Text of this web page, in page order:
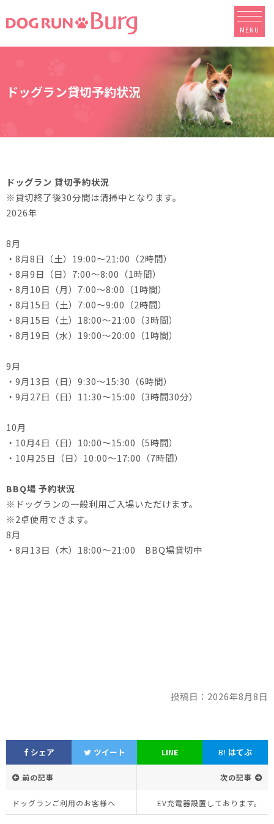
MENU
ドッグラン貸切予約状況
ドッグラン 貸切予約状況
※貸切終了後30分間は清掃中となります。
2026年
8月
・8月8日（土）19:00～21:00（2時間）
・8月9日（日）7:00～8:00（1時間）
・8月10日（月）7:00～8:00（1時間）
・8月15日（土）7:00～9:00（2時間）
・8月15日（土）18:00～21:00（3時間）
・8月19日（水）19:00～20:00（1時間）
9月
・9月13日（日）9:30～15:30（6時間）
・9月27日（日）11:30～15:00（3時間30分）
10月
・10月4日（日）10:00～15:00（5時間）
・10月25日（日）10:00～17:00（7時間）
BBQ場 予約状況
※ドッグランの一般利用ご入場いただけます。
※2卓使用できます。
8月
・8月13日（木）18:00～21:00 BBQ場貸切中
投稿日：2026年8月8日
シェア ツイート LINE B! はてぶ
前の記事
ドッグランご利用のお客様へ
次の記事
EV充電器設置しております。